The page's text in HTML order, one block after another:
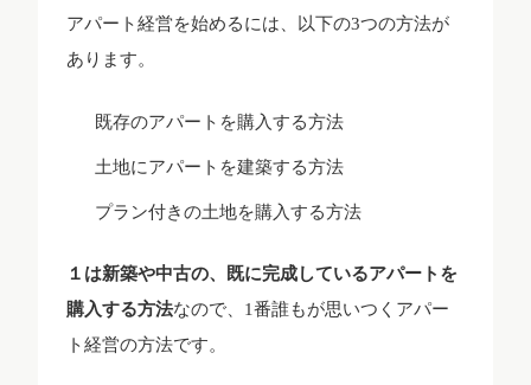
アパート経営を始めるには、以下の3つの方法が
あります。
既存のアパートを購入する方法
土地にアパートを建築する方法
プラン付きの土地を購入する方法
１は新築や中古の、既に完成しているアパートを
購入する方法なので、1番誰もが思いつくアパー
ト経営の方法です。